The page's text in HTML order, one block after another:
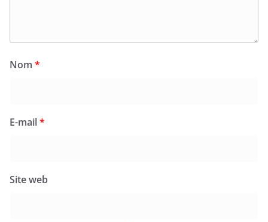
Nom *
E-mail*
Site web